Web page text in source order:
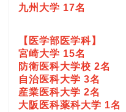
九州大学 17名
【医学部医学科】
宮崎大学 15名
防衛医科大学校 2名
自治医科大学 3名
産業医科大学 2名
大阪医科薬科大学 1名